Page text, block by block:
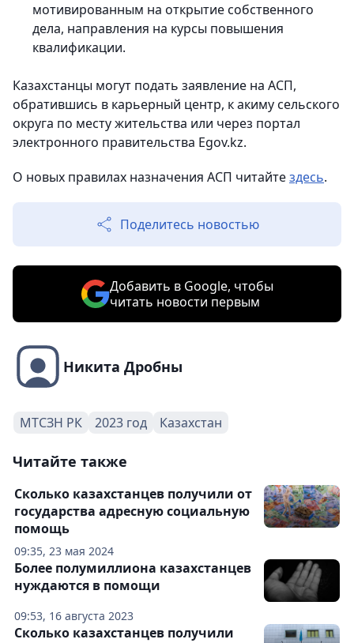
мотивированным на открытие собственного
дела, направления на курсы повышения
квалификации.
Казахстанцы могут подать заявление на АСП,
обратившись в карьерный центр, к акиму сельского
округа по месту жительства или через портал
электронного правительства Egov.kz.
О новых правилах назначения АСП читайтездесь.
Поделитесь новостью
Добавить в Google, чтобы
читать новости первым
Никита Дробны
МТСЗН РК 2023 год Казахстан
Читайте также
09:35, 23 мая 2024
Сколько казахстанцев получили от
государства адресную социальную
помощь
09:53, 16 августа 2023
Более полумиллиона казахстанцев
нуждаются в помощи
Сколько казахстанцев получили